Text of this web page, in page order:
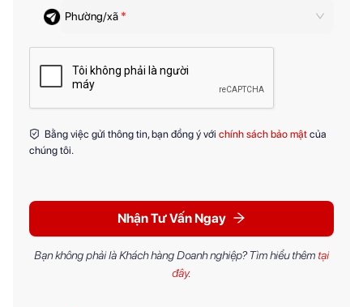
Phường/xã *
Bằng việc gửi thông tin, bạn đồng ý với chính sách bảo mật của
chúng tôi.
Nhận Tư Vấn Ngay
Bạn không phải là Khách hàng Doanh nghiệp? Tìm hiểu thêm tại
đây.